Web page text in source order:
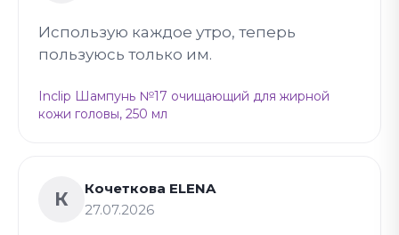
Использую каждое утро, теперь
пользуюсь только им.
Inclip Шампунь №17 очищающий для жирной
кожи головы, 250 мл
К
Кочеткова ELENA
27.07.2026